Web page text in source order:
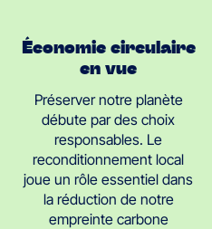
Économie circulaire
en vue
Préserver notre planète
débute par des choix
responsables. Le
reconditionnement local
joue un rôle essentiel dans
la réduction de notre
empreinte carbone